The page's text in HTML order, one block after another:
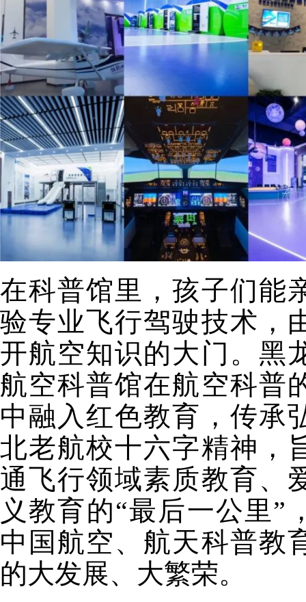
在科普馆里，孩子们能
验专业飞行驾驶技术，
开航空知识的大门。黑
航空科普馆在航空科普
中融入红色教育，传承
北老航校十六字精神，
通飞行领域素质教育、
义教育的“最后一公里”
中国航空、航天科普教
的大发展、大繁荣。